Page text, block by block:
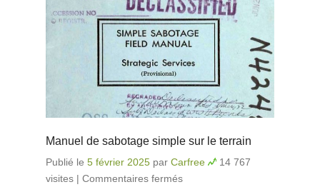
Manuel de sabotage simple sur le terrain
Publié le 5 février 2025 par Carfree
14 767
visites | Commentaires fermés